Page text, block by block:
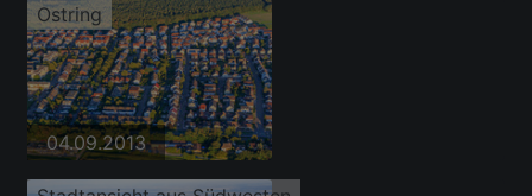
Ostring
04.09.2013